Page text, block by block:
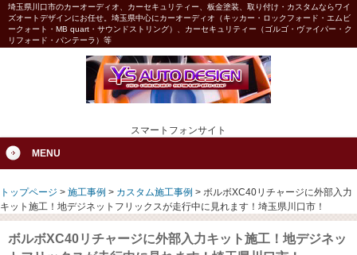
埼玉県川口市のカーオーディオ、カーセキュリティー、板金塗装、取り付け・カスタムならワイ
ズオートデザインにお任せ。埼玉県中心にカーオーディオ（キッカー・ロックフォード・エムビ
ークォート・MB quart・サウンドストリング）、カーセキュリティー（ゴルゴ・ヴァイパー・ク
リフォード・パンテーラ）等
スマートフォンサイト
MENU
トップページ > 施工事例 > カスタム施工事例 > ボルボXC40リチャージに外部入力
キット施工！地デジネットフリックスが走行中に見れます！埼玉県川口市！
ボルボXC40リチャージに外部入力キット施工！地デジネッ